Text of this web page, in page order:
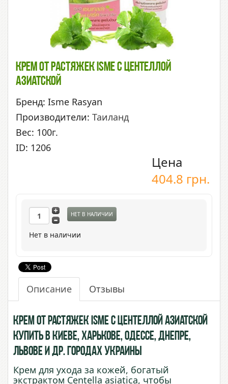
Крем От Растяжек Isme С Центеллой
Азиатской
Бренд: Isme Rasyan
Производители: Таиланд
Вес: 100г.
ID: 1206
Цена
404.8 грн.
НЕТ В НАЛИЧИИ
Нет в наличии
Описание Отзывы
Крем от растяжек Isme с Центеллой Азиатской
купить в Киеве, Харькове, Одессе, Днепре,
Львове и др. городах Украины
Крем для ухода за кожей, богатый
экстрактом Centella asiatica, чтобы